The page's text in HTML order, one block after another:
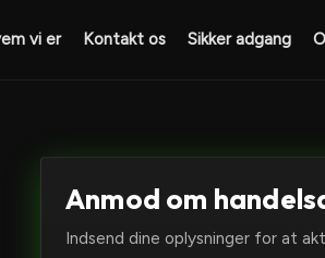
vi er Kontakt os Sikker adgang
Anmod om
Indsend dine oplysninger for at